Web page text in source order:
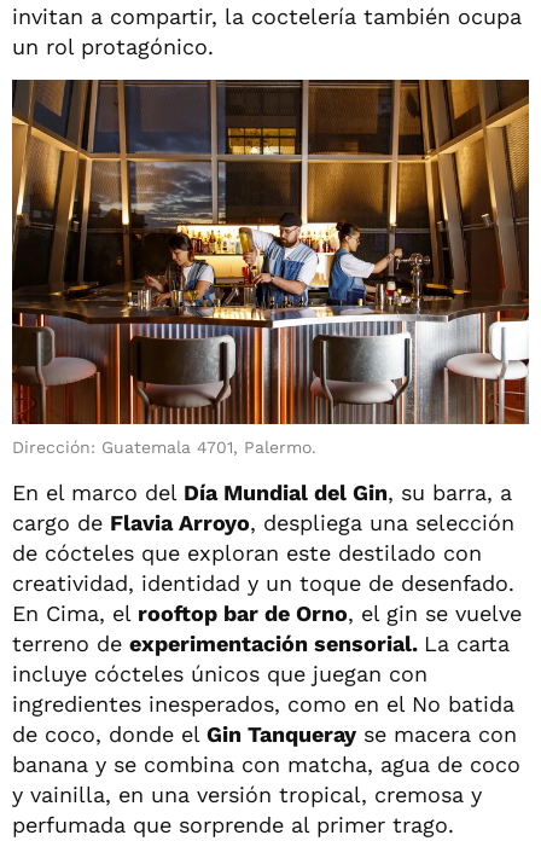
invitan a compartir, la coctelería también ocupa
un rol protagónico.
Dirección: Guatemala 4701, Palermo.
En el marco del Día Mundial del Gin, su barra, a
cargo de Flavia Arroyo, despliega una selección
de cócteles que exploran este destilado con
creatividad, identidad y un toque de desenfado.
En Cima, el rooftop bar de Orno, el gin se vuelve
terreno de experimentación sensorial. La carta
incluye cócteles únicos que juegan con
ingredientes inesperados, como en el No batida
de coco, donde el Gin Tanqueray se macera con
banana y se combina con matcha, agua de coco
y vainilla, en una versión tropical, cremosa y
perfumada que sorprende al primer trago.